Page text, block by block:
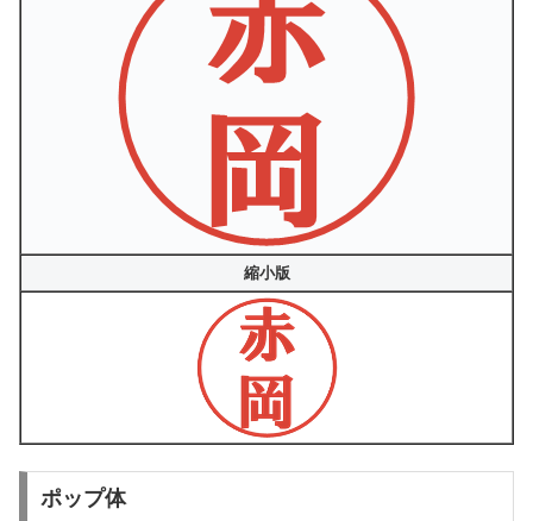
縮小版
ポップ体